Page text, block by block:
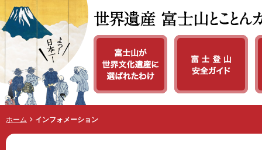
ホーム インフォメーション